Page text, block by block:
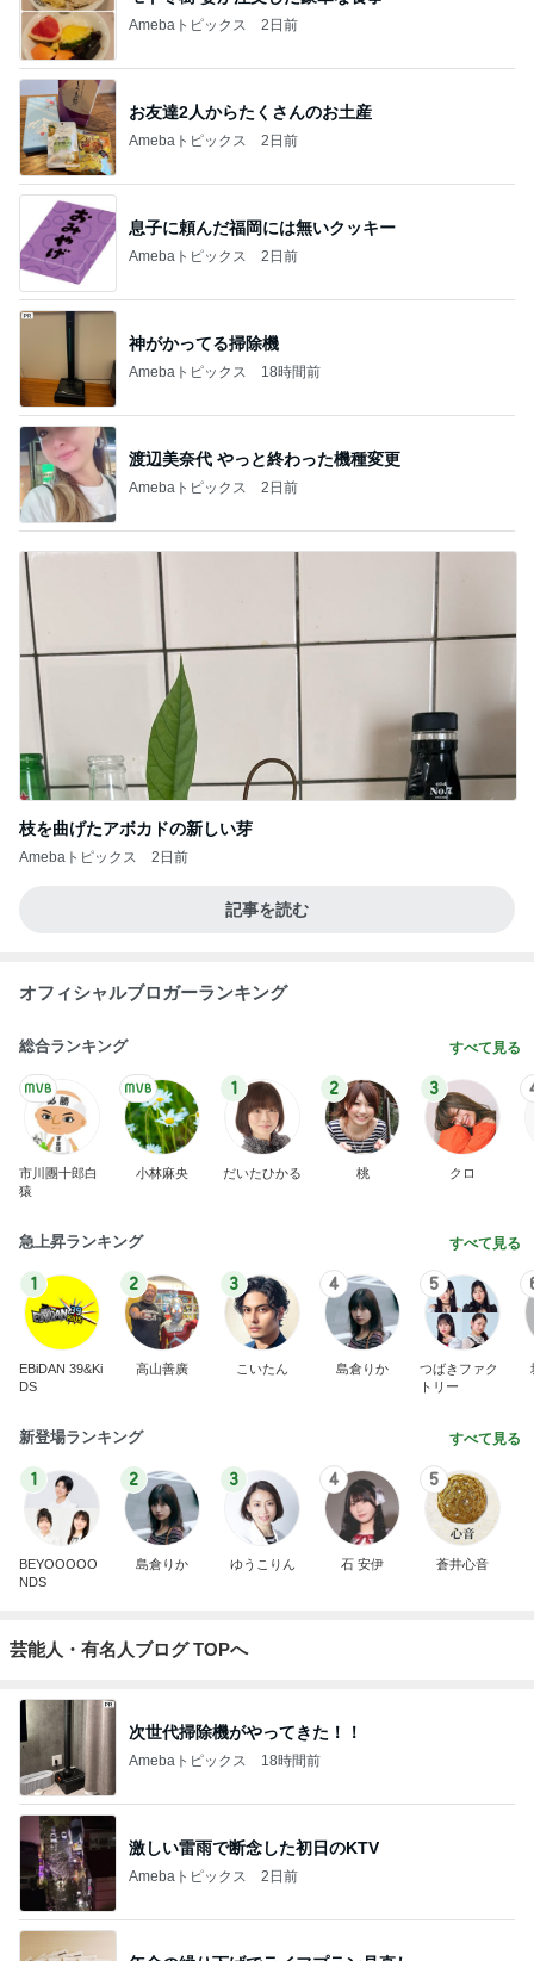
Amebaトピックス 2日前
お友達2人からたくさんのお土産
Amebaトピックス 2日前
息子に頼んだ福岡には無いクッキー
Amebaトピックス 2日前
神がかってる掃除機
Amebaトピックス 18時間前
渡辺美奈代 やっと終わった機種変更
Amebaトピックス 2日前
枝を曲げたアボカドの新しい芽
Amebaトピックス 2日前
記事を読む
オフィシャルブロガーランキング
総合ランキング すべて見る
市川團十郎白
猿
小林麻央
1
だいたひかる
2
桃
3
クロ
急上昇ランキング すべて見る
1
EBiDAN 39&Ki
DS
2
高山善廣
3
こいたん
4
島倉りか
5
つばきファク
トリー
新登場ランキング すべて見る
1
BEYOOOOO
NDS
2
島倉りか
3
ゆうこりん
4
石 安伊
5
蒼井心音
芸能人・有名人ブログ TOPへ
次世代掃除機がやってきた！！
Amebaトピックス 18時間前
激しい雷雨で断念した初日のKTV
Amebaトピックス 2日前